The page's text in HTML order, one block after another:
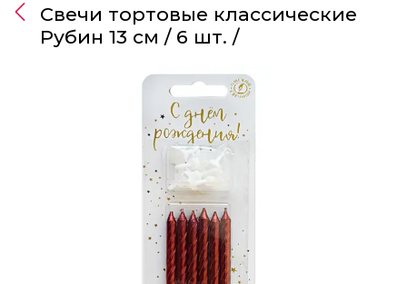
Свечи тортовые классические
Рубин 13 см / 6 шт. /